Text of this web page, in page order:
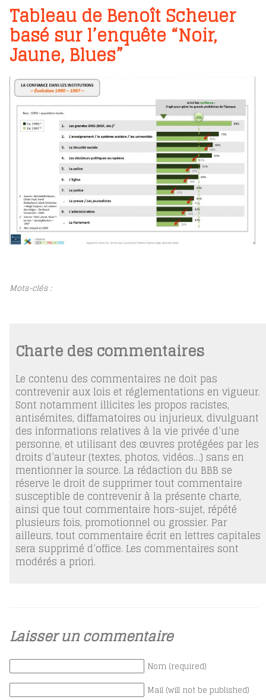
Tableau de Benoît Scheuer
basé sur l’enquête “Noir,
Jaune, Blues”
Mots-clés :
Charte des commentaires
Le contenu des commentaires ne doit pas
contrevenir aux lois et réglementations en vigueur.
Sont notamment illicites les propos racistes,
antisémites, diffamatoires ou injurieux, divulguant
des informations relatives à la vie privée d’une
personne, et utilisant des œuvres protégées par les
droits d’auteur (textes, photos, vidéos…) sans en
mentionner la source. La rédaction du BBB se
réserve le droit de supprimer tout commentaire
susceptible de contrevenir à la présente charte,
ainsi que tout commentaire hors-sujet, répété
plusieurs fois, promotionnel ou grossier. Par
ailleurs, tout commentaire écrit en lettres capitales
sera supprimé d’office. Les commentaires sont
modérés a priori.
Laisser un commentaire
Nom (required)
Mail (will not be published)